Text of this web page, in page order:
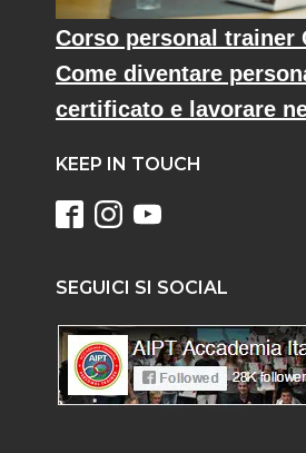
Corso personal trainer
Come diventare
certificato e lavorare
KEEP IN TOUCH
SEGUICI SI SOCIAL